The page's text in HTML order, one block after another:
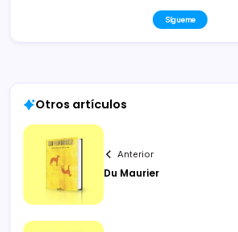
Sígueme
Otros artículos
Anterior
Du Maurier